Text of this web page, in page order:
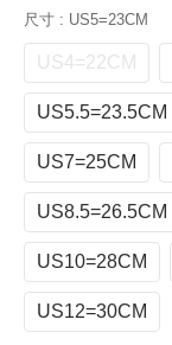
尺寸 : US5=23CM
US4=22CM
US5.5=23.5CM
US7=25CM
US8.5=26.5CM
US10=28CM
US12=30CM